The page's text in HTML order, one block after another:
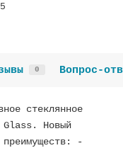
0 Вопрос-
стеклянное
Glass. Новый
преимуществ: -